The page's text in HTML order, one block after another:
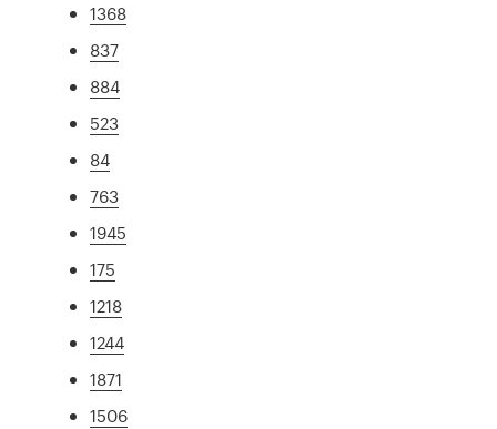
1368
837
884
523
84
763
1945
175
1218
1244
1871
1506